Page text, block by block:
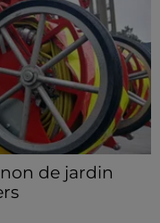
de jardin